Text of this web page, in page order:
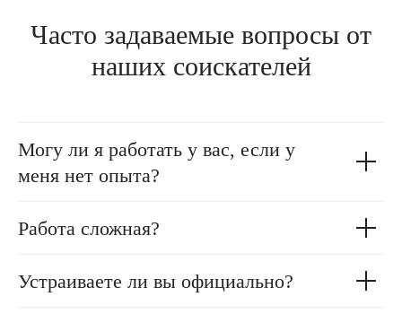
Часто задаваемые вопросы от
наших соискателей
Могу ли я работать у вас, если у
меня нет опыта?
Работа сложная?
Устраиваете ли вы официально?